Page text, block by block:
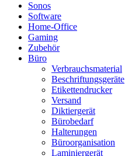
Sonos
Software
Home-Office
Gaming
Zubehör
Büro
Verbrauchsmaterial
Beschriftungsgeräte
Etikettendrucker
Versand
Diktiergerät
Bürobedarf
Halterungen
Büroorganisation
Laminiergerät